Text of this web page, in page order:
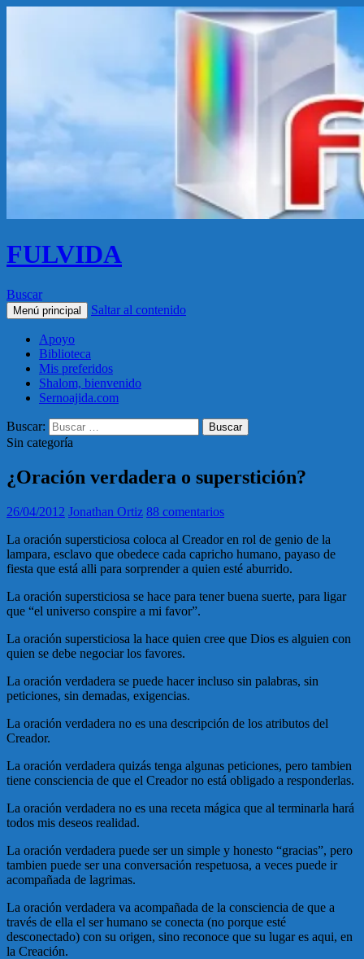
FULVIDA
Buscar
Menú principal Saltar al contenido
Apoyo
Biblioteca
Mis preferidos
Shalom, bienvenido
Sernoajida.com
Buscar:
Sin categoría
¿Oración verdadera o superstición?
26/04/2012 Jonathan Ortiz 88 comentarios
La oración supersticiosa coloca al Creador en rol de genio de la
lampara, esclavo que obedece cada capricho humano, payaso de
fiesta que está alli para sorprender a quien esté aburrido.
La oración supersticiosa se hace para tener buena suerte, para ligar
que “el universo conspire a mi favor”.
La oración supersticiosa la hace quien cree que Dios es alguien con
quien se debe negociar los favores.
La oración verdadera se puede hacer incluso sin palabras, sin
peticiones, sin demadas, exigencias.
La oración verdadera no es una descripción de los atributos del
Creador.
La oración verdadera quizás tenga algunas peticiones, pero tambien
tiene consciencia de que el Creador no está obligado a responderlas.
La oración verdadera no es una receta mágica que al terminarla hará
todos mis deseos realidad.
La oración verdadera puede ser un simple y honesto “gracias”, pero
tambien puede ser una conversación respetuosa, a veces puede ir
acompañada de lagrimas.
La oración verdadera va acompañada de la consciencia de que a
través de ella el ser humano se conecta (no porque esté
desconectado) con su origen, sino reconoce que su lugar es aqui, en
la Creación.